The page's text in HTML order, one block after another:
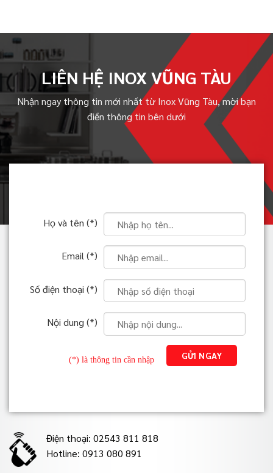
LIÊN HỆ INOX VŨNG TÀU
Nhận ngay thông tin mới nhất từ Inox Vũng Tàu, mời bạn
điền thông tin bên dưới
Họ và tên (*)
Email (*)
Số điện thoại (*)
Nội dung (*)
(*) là thông tin cần nhập
Điện thoại: 02543 811 818
Hotline: 0913 080 891